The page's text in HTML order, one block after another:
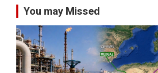
You may Missed